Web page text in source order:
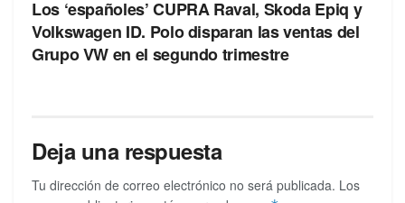
Los ‘españoles’ CUPRA Raval, Skoda Epiq y
Volkswagen ID. Polo disparan las ventas del
Grupo VW en el segundo trimestre
Deja una respuesta
Tu dirección de correo electrónico no será publicada. Los